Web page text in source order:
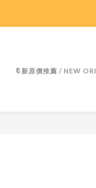
🔖新原價推薦 / NEW